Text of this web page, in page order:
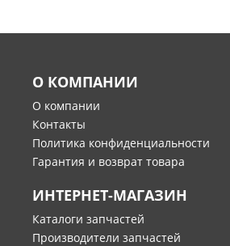
О КОМПАНИИ
О компании
Контакты
Политика конфиденциальности
Гарантия и возврат товара
ИНТЕРНЕТ-МАГАЗИН
Каталоги запчастей
Производители запчастей